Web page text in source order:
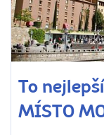
To
MÍSTO